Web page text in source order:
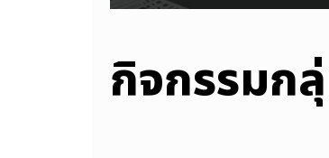
กิจกรรมก